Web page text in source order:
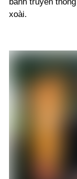
bánh truyền
xoài.